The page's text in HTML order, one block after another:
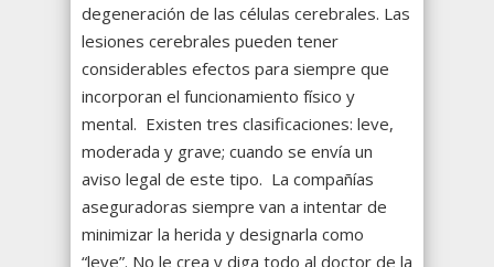
degeneración de las células cerebrales. Las
lesiones cerebrales pueden tener
considerables efectos para siempre que
incorporan el funcionamiento físico y
mental. Existen tres clasificaciones: leve,
moderada y grave; cuando se envía un
aviso legal de este tipo. La compañías
aseguradoras siempre van a intentar de
minimizar la herida y designarla como
“leve”. No le crea y diga todo al doctor de la